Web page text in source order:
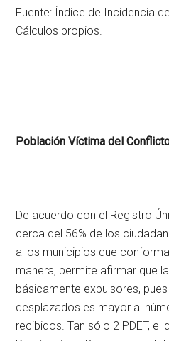
Fuente: Índice de Incidencia
Cálculos propios.
Población Víctima del
De acuerdo con el Registro
cerca del 56% de los
a los municipios que
manera, permite afirmar que
básicamente expulsores,
desplazados es mayor al
recibidos. Tan sólo 2 PDET, el